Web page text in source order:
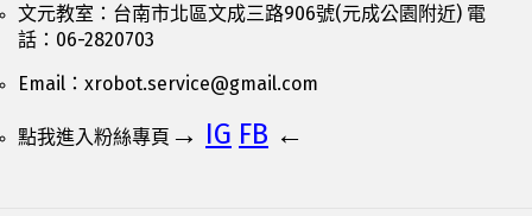
文元教室：台南市北區文成三路906號(元成公園附近) 電
話：06-2820703
Email： xrobot.service@gmail.com
點我進入粉絲專頁 → IG FB ←